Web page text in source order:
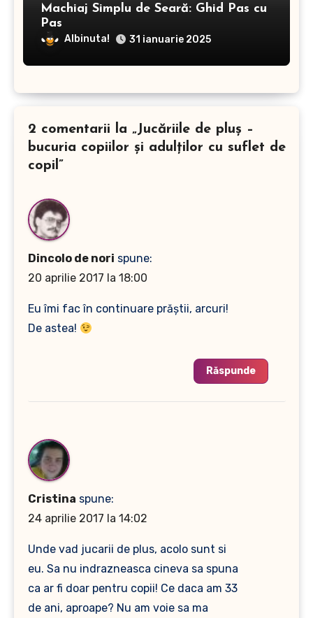
Machiaj Simplu de Seară: Ghid Pas cu
Pas
Albinuta! 31 ianuarie 2025
2 comentarii la „Jucăriile de pluş –
bucuria copiilor şi adulţilor cu suflet de
copil”
Dincolo de nori spune:
20 aprilie 2017 la 18:00
Eu îmi fac în continuare prăştii, arcuri!
De astea!
Răspunde
Cristina spune:
24 aprilie 2017 la 14:02
Unde vad jucarii de plus, acolo sunt si
eu. Sa nu indrazneasca cineva sa spuna
ca ar fi doar pentru copii! Ce daca am 33
de ani, aproape? Nu am voie sa ma